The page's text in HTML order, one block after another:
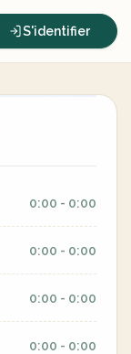
S'identifier
0:00 - 0:00
0:00 - 0:00
0:00 - 0:00
0:00 - 0:00